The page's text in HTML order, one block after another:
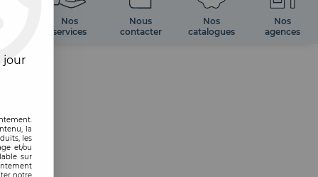
Nos
services
Nous
contacter
Nos
catalogues
Nos
agences
jour
la
les
et/ou
sur